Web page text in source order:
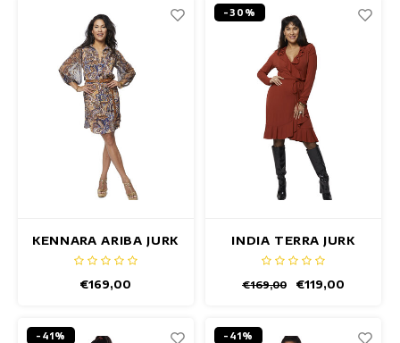
KENNARA ARIBA JURK
€169,00
-30%
INDIA TERRA JURK
€169,00 €119,00
-41% -41%